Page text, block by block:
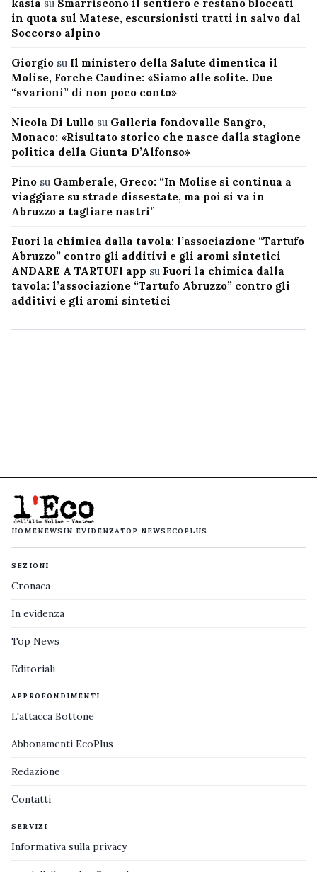
kasia su Smarriscono il sentiero e restano bloccati
in quota sul Matese, escursionisti tratti in salvo dal
Soccorso alpino
Giorgio su Il ministero della Salute dimentica il
Molise, Forche Caudine: «Siamo alle solite. Due
“svarioni” di non poco conto»
Nicola Di Lullo su Galleria fondovalle Sangro,
Monaco: «Risultato storico che nasce dalla stagione
politica della Giunta D’Alfonso»
Pino su Gamberale, Greco: “In Molise si continua a
viaggiare su strade dissestate, ma poi si va in
Abruzzo a tagliare nastri”
Fuori la chimica dalla tavola: l’associazione “Tartufo
Abruzzo” contro gli additivi e gli aromi sintetici
ANDARE A TARTUFI app su Fuori la chimica dalla
tavola: l’associazione “Tartufo Abruzzo” contro gli
additivi e gli aromi sintetici
HOMENEWS IN EVIDENZATOP NEWS ECOPLUS
SEZIONI
Cronaca
In evidenza
Top News
Editoriali
APPROFONDIMENTI
L'attacca Bottone
Abbonamenti EcoPlus
Redazione
Contatti
SERVIZI
Informativa sulla privacy